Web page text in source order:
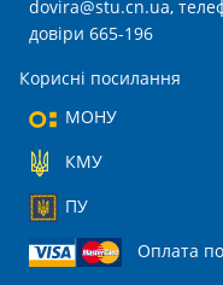
dovira@stu.cn.ua,
довіри 665-196
Корисні посилання
МОНУ
КМУ
ПУ
Оплата